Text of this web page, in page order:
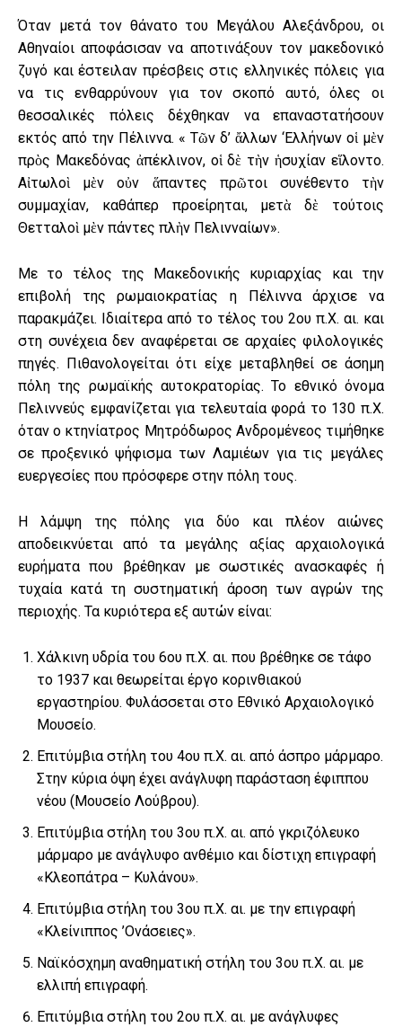
Όταν μετά τον θάνατο του Μεγάλου Αλεξάνδρου, οι
Αθηναίοι αποφάσισαν να αποτινάξουν τον μακεδονικό
ζυγό και έστειλαν πρέσβεις στις ελληνικές πόλεις για
να τις ενθαρρύνουν για τον σκοπό αυτό, όλες οι
θεσσαλικές πόλεις δέχθηκαν να επαναστατήσουν
εκτός από την Πέλιννα. « Τῶν δ’ ἄλλων ‘Ελλήνων οἱ μὲν
πρὸς Μακεδόνας ἀπέκλινον, οἱ δὲ τὴν ἡσυχίαν εἵλοντο.
Αἰτωλοὶ μὲν οὐν ἅπαντες πρῶτοι συνέθεντο τὴν
συμμαχίαν, καθάπερ προείρηται, μετὰ δὲ τούτοις
Θετταλοὶ μὲν πάντες πλὴν Πελινναίων».
Με το τέλος της Μακεδονικής κυριαρχίας και την
επιβολή της ρωμαιοκρατίας η Πέλιννα άρχισε να
παρακμάζει. Ιδιαίτερα από το τέλος του 2ου π.Χ. αι. και
στη συνέχεια δεν αναφέρεται σε αρχαίες φιλολογικές
πηγές. Πιθανολογείται ότι είχε μεταβληθεί σε άσημη
πόλη της ρωμαϊκής αυτοκρατορίας. Το εθνικό όνομα
Πελιννεύς εμφανίζεται για τελευταία φορά το 130 π.Χ.
όταν ο κτηνίατρος Μητρόδωρος Ανδρομένεος τιμήθηκε
σε προξενικό ψήφισμα των Λαμιέων για τις μεγάλες
ευεργεσίες που πρόσφερε στην πόλη τους.
Η λάμψη της πόλης για δύο και πλέον αιώνες
αποδεικνύεται από τα μεγάλης αξίας αρχαιολογικά
ευρήματα που βρέθηκαν με σωστικές ανασκαφές ή
τυχαία κατά τη συστηματική άροση των αγρών της
περιοχής. Τα κυριότερα εξ αυτών είναι:
Χάλκινη υδρία του 6ου π.Χ. αι. που βρέθηκε σε τάφο
το 1937 και θεωρείται έργο κορινθιακού
εργαστηρίου. Φυλάσσεται στο Εθνικό Αρχαιολογικό
Μουσείο.
Επιτύμβια στήλη του 4ου π.Χ. αι. από άσπρο μάρμαρο.
Στην κύρια όψη έχει ανάγλυφη παράσταση έφιππου
νέου (Μουσείο Λούβρου).
Επιτύμβια στήλη του 3ου π.Χ. αι. από γκριζόλευκο
μάρμαρο με ανάγλυφο ανθέμιο και δίστιχη επιγραφή
«Κλεοπάτρα – Κυλάνου».
Επιτύμβια στήλη του 3ου π.Χ. αι. με την επιγραφή
«Κλείνιππος ’Ονάσειες».
Ναϊκόσχημη αναθηματική στήλη του 3ου π.Χ. αι. με
ελλιπή επιγραφή.
Επιτύμβια στήλη του 2ου π.Χ. αι. με ανάγλυφες